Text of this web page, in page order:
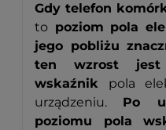
Gdy telefon
to poziom pola
jego pobliżu
ten wzrost jest
wskaźnik pola
urządzeniu. Po
poziomu pola